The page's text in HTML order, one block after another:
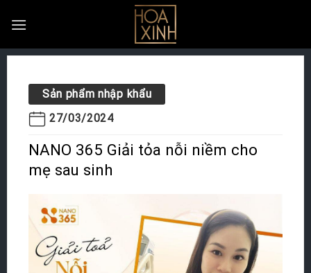
Sản phẩm nhập khẩu
27/03/2024
NANO 365 Giải tỏa nỗi niềm cho
mẹ sau sinh